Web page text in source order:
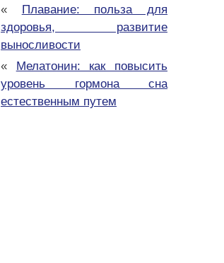
«
Плавание: польза для
здоровья, развитие
выносливости
«
Мелатонин: как повысить
уровень гормона сна
естественным путем